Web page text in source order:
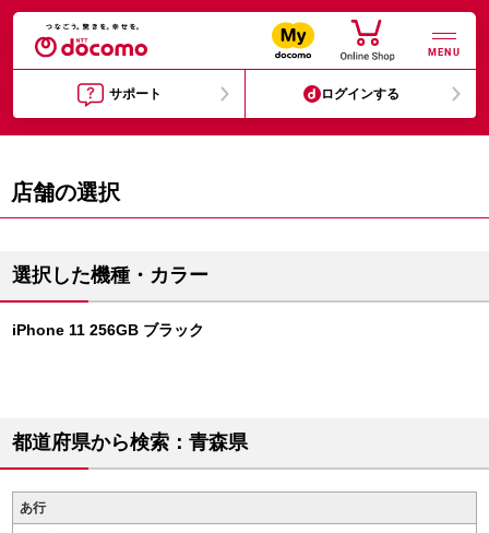
MENU
サポート ログインする
店舗の選択
選択した機種・カラー
iPhone 11 256GB ブラック
都道府県から検索：青森県
あ行